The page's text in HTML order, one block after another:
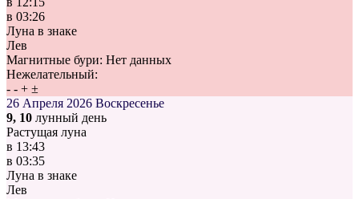
в 03:26
Луна в знаке
Лев
Магнитные бури: Нет данных
Нежелательный:
- - + ±
26 Апреля 2026 Воскресенье
9, 10 лунный день
Растущая луна
в 13:43
в 03:35
Луна в знаке
Лев